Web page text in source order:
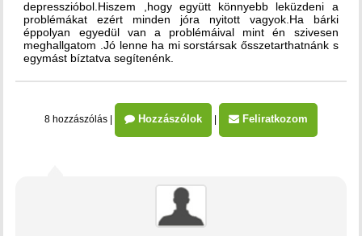
depresszióbol.Hiszem ,hogy együtt könnyebb leküzdeni a
problémákat ezért minden jóra nyitott vagyok.Ha bárki
éppolyan egyedül van a problémáival mint én szivesen
meghallgatom .Jó lenne ha mi sorstársak ősszetarthatnánk s
egymást bíztatva segítenénk.
8 hozzászólás Hozzászólok Feliratkozom